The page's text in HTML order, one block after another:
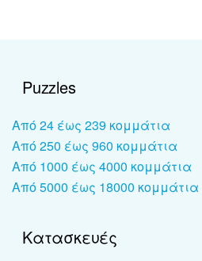
Puzzles
Από 24 έως 239 κομμάτια
Από 250 έως 960 κομμάτια
Από 1000 έως 4000 κομμάτια
Από 5000 έως 18000 κομμάτια
Κατασκευές